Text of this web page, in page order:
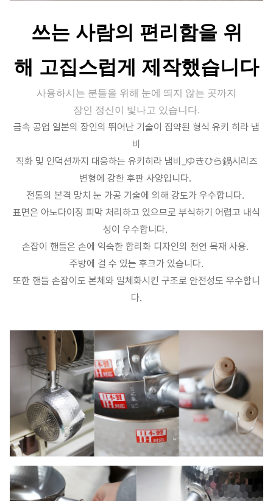
쓰는 사람의 편리함을 위
해 고집스럽게 제작했습니다
사용하시는 분들을 위해 눈에 띄지 않는 곳까지
장인 정신이 빛나고 있습니다.
금속 공업 일본의 장인의 뛰어난 기술이 집약된 형식 유키 히라 냄
비
직화 및 인덕션까지 대응하는 유키히라 냄비_ゆきひら鍋시리즈
변형에 강한 후판 사양입니다.
전통의 본격 망치 눈 가공 기술에 의해 강도가 우수합니다.
표면은 아노다이징 피막 처리하고 있으므로 부식하기 어렵고 내식
성이 우수합니다.
손잡이 핸들은 손에 익숙한 합리화 디자인의 천연 목재 사용.
주방에 걸 수 있는 후크가 있습니다.
또한 핸들 손잡이도 본체와 일체화시킨 구조로 안전성도 우수합니
다.